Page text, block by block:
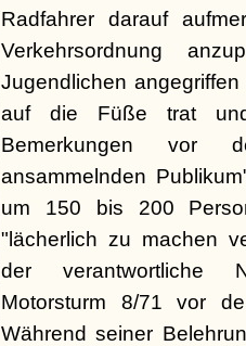
Radfahrer darauf
Verkehrsordnung
Jugendlichen
auf die Füße trat und
Bemerkungen vor
ansammelnden
um 150 bis 200
"lächerlich zu machen
der verantwortliche
Motorsturm 8/71 vor
Während seiner